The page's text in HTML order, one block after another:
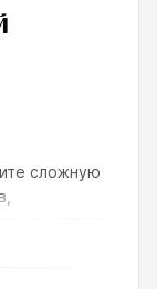
сложную
и складок